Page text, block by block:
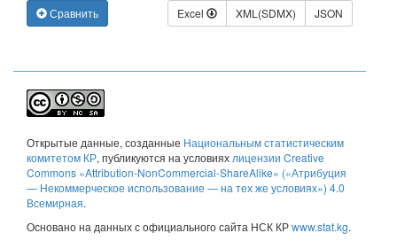
Сравнить Excel XML(SDMX) JSON
Открытые данные, созданные Национальным статистическим
комитетом КР, публикуются на условиях лицензии Creative
Commons «Attribution-NonCommercial-ShareAlike» («Атрибуция
— Некоммерческое использование — на тех же условиях») 4.0
Всемирная.
Основано на данных с официального сайта НСК КРwww.stat.kg.